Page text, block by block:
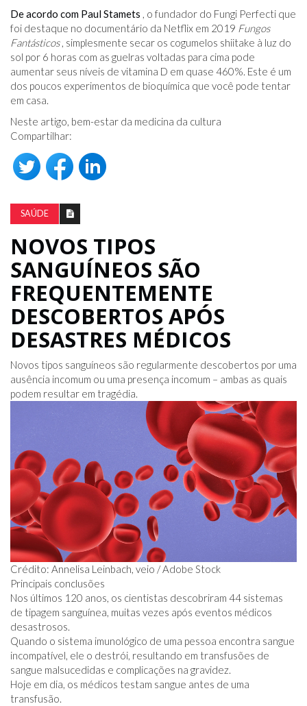
De acordo com Paul Stamets , o fundador do Fungi Perfecti que
foi destaque no documentário da Netflix em 2019 Fungos
Fantásticos, simplesmente secar os cogumelos shiitake à luz do
sol por 6 horas com as guelras voltadas para cima pode
aumentar seus níveis de vitamina D em quase 460%. Este é um
dos poucos experimentos de bioquímica que você pode tentar
em casa.
Neste artigo, bem-estar da medicina da cultura
Compartilhar:
SAÚDE
NOVOS TIPOS
SANGUÍNEOS SÃO
FREQUENTEMENTE
DESCOBERTOS APÓS
DESASTRES MÉDICOS
Novos tipos sanguíneos são regularmente descobertos por uma
ausência incomum ou uma presença incomum – ambas as quais
podem resultar em tragédia.
Crédito: Annelisa Leinbach, veio / Adobe Stock
Principais conclusões
Nos últimos 120 anos, os cientistas descobriram 44 sistemas
de tipagem sanguínea, muitas vezes após eventos médicos
desastrosos.
Quando o sistema imunológico de uma pessoa encontra sangue
incompatível, ele o destrói, resultando em transfusões de
sangue malsucedidas e complicações na gravidez.
Hoje em dia, os médicos testam sangue antes de uma
transfusão.